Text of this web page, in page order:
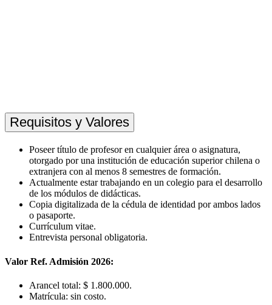
Requisitos y Valores
Poseer título de profesor en cualquier área o asignatura,
otorgado por una institución de educación superior chilena o
extranjera con al menos 8 semestres de formación.
Actualmente estar trabajando en un colegio para el desarrollo
de los módulos de didácticas.
Copia digitalizada de la cédula de identidad por ambos lados
o pasaporte.
Currículum vitae.
Entrevista personal obligatoria.
Valor Ref. Admisión 2026:
Arancel total: $ 1.800.000.
Matrícula: sin costo.